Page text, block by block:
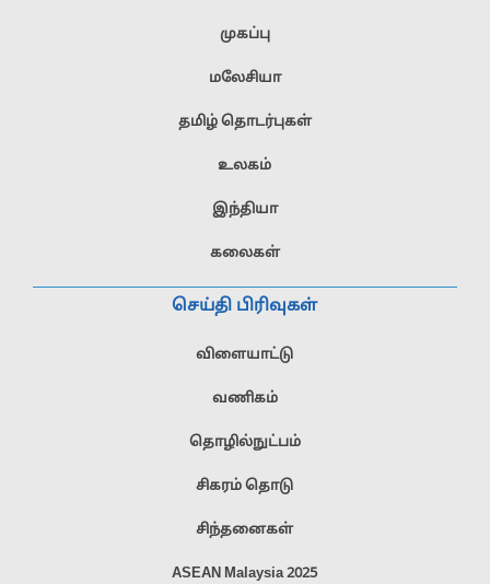
முகப்பு
மலேசியா
தமிழ் தொடர்புகள்
உலகம்
இந்தியா
கலைகள்
செய்தி பிரிவுகள்
விளையாட்டு
வணிகம்
தொழில்நுட்பம்
சிகரம் தொடு
சிந்தனைகள்
ASEAN Malaysia 2025